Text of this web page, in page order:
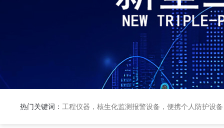
热门关键词： 工程仪器，核生化监测报警设备，便携个人防护设